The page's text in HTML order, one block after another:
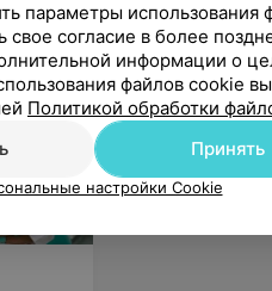
параметры использования
свое согласие в более
информации о
файлов cookie
Политикой обработки
Принять
настройки Cookie